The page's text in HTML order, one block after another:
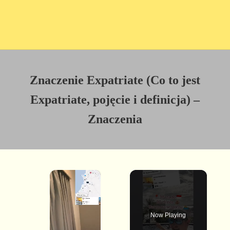
Znaczenie Expatriate (Co to jest
Expatriate, pojęcie i definicja) –
Znaczenia
×
Now Playing